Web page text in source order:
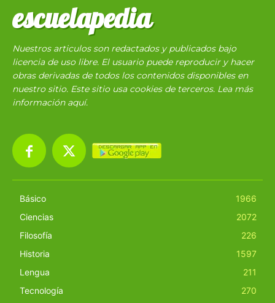
escuelapedia
Nuestros articulos son redactados y publicados bajo
licencia de uso libre. El usuario puede reproducir y hacer
obras derivadas de todos los contenidos disponibles en
nuestro sitio. Este sitio usa cookies de terceros. Lea más
información aquí.
Básico
1966
Ciencias
2072
Filosofía
226
Historia
1597
Lengua
211
Tecnología
270